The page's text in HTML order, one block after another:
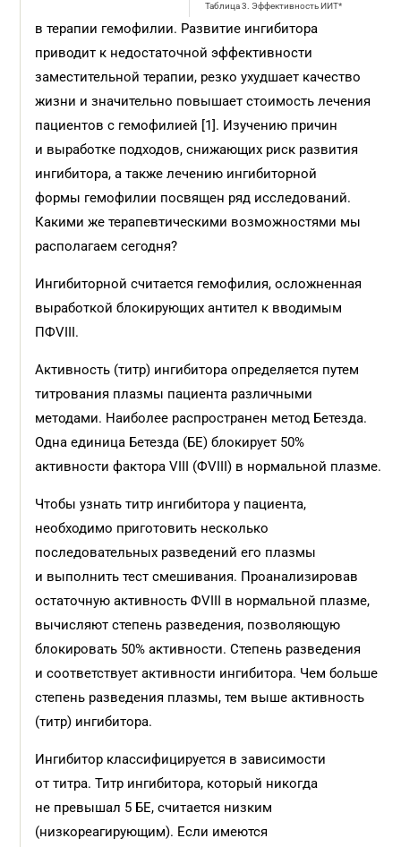
Таблица 3. Эффективность ИИТ*
в терапии гемофилии. Развитие ингибитора
приводит к недостаточной эффективности
заместительной терапии, резко ухудшает качество
жизни и значительно повышает стоимость лечения
пациентов с гемофилией [1]. Изучению причин
и выработке подходов, снижающих риск развития
ингибитора, а также лечению ингибиторной
формы гемофилии посвящен ряд исследований.
Какими же терапевтическими возможностями мы
располагаем сегодня?
Ингибиторной считается гемофилия, осложненная
выработкой блокирующих антител к вводимым
ПФVIII.
Активность (титр) ингибитора определяется путем
титрования плазмы пациента различными
методами. Наиболее распространен метод Бетезда.
Одна единица Бетезда (БЕ) блокирует 50%
активности фактора VIII (ФVIII) в нормальной плазме.
Чтобы узнать титр ингибитора у пациента,
необходимо приготовить несколько
последовательных разведений его плазмы
и выполнить тест смешивания. Проанализировав
остаточную активность ФVIII в нормальной плазме,
вычисляют степень разведения, позволяющую
блокировать 50% активности. Степень разведения
и соответствует активности ингибитора. Чем больше
степень разведения плазмы, тем выше активность
(титр) ингибитора.
Ингибитор классифицируется в зависимости
от титра. Титр ингибитора, который никогда
не превышал 5 БЕ, считается низким
(низкореагирующим). Если имеются